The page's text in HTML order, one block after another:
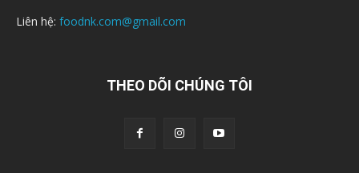
Liên hệ: foodnk.com@gmail.com
THEO DÕI CHÚNG TÔI